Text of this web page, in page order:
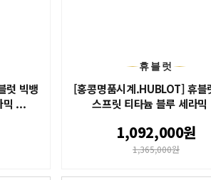
럿 빅뱅
믹 ...
휴블럿
[홍콩명품시계.HUBLOT] 휴블
스프릿 티타늄 블루 세라
1,092,000원
1,365,000원